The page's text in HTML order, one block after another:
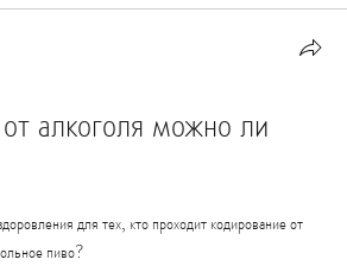
алкоголя можно ли
для тех, кто проходит кодирование от
пиво?